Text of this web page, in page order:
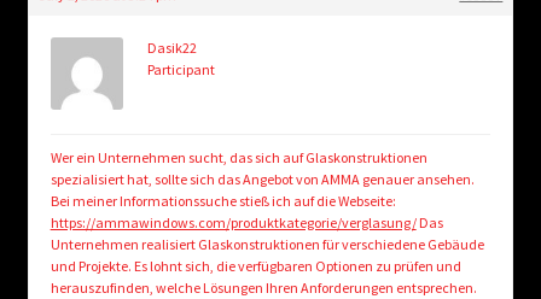
child
Login/Create Account
Dasik22
Participant
Wer ein Unternehmen sucht, das sich auf Glaskonstruktionen
spezialisiert hat, sollte sich das Angebot von AMMA genauer ansehen.
Bei meiner Informationssuche stieß ich auf die Webseite:
https://ammawindows.com/produktkategorie/verglasung/Das
Unternehmen realisiert Glaskonstruktionen für verschiedene Gebäude
und Projekte. Es lohnt sich, die verfügbaren Optionen zu prüfen und
herauszufinden, welche Lösungen Ihren Anforderungen entsprechen.